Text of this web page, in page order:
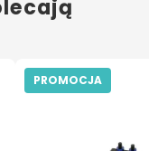
PROMOCJA